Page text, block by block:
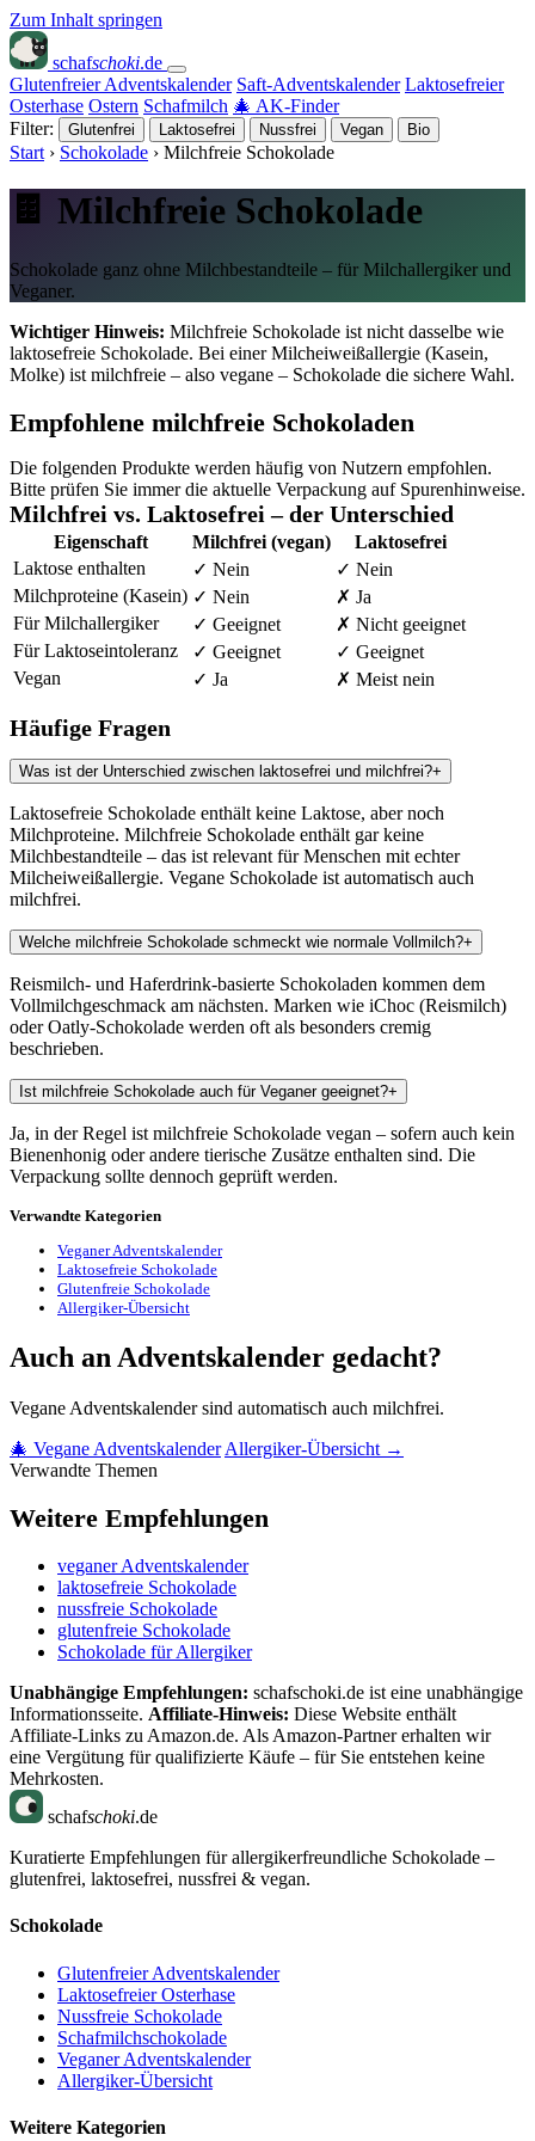
Zum Inhalt springen
schafschoki.de
Glutenfreier Adventskalender Saft-Adventskalender Laktosefreier
Osterhase Ostern Schafmilch 🎄 AK-Finder
Filter:
Glutenfrei Laktosefrei Nussfrei Vegan Bio
Start › Schokolade › Milchfreie Schokolade
🍫 Milchfreie Schokolade
Schokolade ganz ohne Milchbestandteile – für Milchallergiker und
Veganer.
Wichtiger Hinweis: Milchfreie Schokolade ist nicht dasselbe wie
laktosefreie Schokolade. Bei einer Milcheiweißallergie (Kasein,
Molke) ist milchfreie – also vegane – Schokolade die sichere Wahl.
Empfohlene milchfreie Schokoladen
Die folgenden Produkte werden häufig von Nutzern empfohlen.
Bitte prüfen Sie immer die aktuelle Verpackung auf Spurenhinweise.
Milchfrei vs. Laktosefrei – der Unterschied
Eigenschaft Milchfrei (vegan)
Laktosefrei
Laktose enthalten
✓ Nein
✓ Nein
Milchproteine (Kasein) ✓ Nein
✗ Ja
Für Milchallergiker
✓ Geeignet
✗ Nicht geeignet
Für Laktoseintoleranz
✓ Geeignet
✓ Geeignet
Vegan
✓ Ja ✗ Meist nein
Häufige Fragen
Was ist der Unterschied zwischen laktosefrei und milchfrei?+
Laktosefreie Schokolade enthält keine Laktose, aber noch
Milchproteine. Milchfreie Schokolade enthält gar keine
Milchbestandteile – das ist relevant für Menschen mit echter
Milcheiweißallergie. Vegane Schokolade ist automatisch auch
milchfrei.
Welche milchfreie Schokolade schmeckt wie normale Vollmilch?+
Reismilch- und Haferdrink-basierte Schokoladen kommen dem
Vollmilchgeschmack am nächsten. Marken wie iChoc (Reismilch)
oder Oatly-Schokolade werden oft als besonders cremig
beschrieben.
Ist milchfreie Schokolade auch für Veganer geeignet?+
Ja, in der Regel ist milchfreie Schokolade vegan – sofern auch kein
Bienenhonig oder andere tierische Zusätze enthalten sind. Die
Verpackung sollte dennoch geprüft werden.
Verwandte Kategorien
Veganer Adventskalender
Laktosefreie Schokolade
Glutenfreie Schokolade
Allergiker-Übersicht
Auch an Adventskalender gedacht?
Vegane Adventskalender sind automatisch auch milchfrei.
🎄 Vegane Adventskalender Allergiker-Übersicht →
Verwandte Themen
Weitere Empfehlungen
veganer Adventskalender
laktosefreie Schokolade
nussfreie Schokolade
glutenfreie Schokolade
Schokolade für Allergiker
Unabhängige Empfehlungen: schafschoki.de ist eine unabhängige
Informationsseite. Affiliate-Hinweis: Diese Website enthält
Affiliate-Links zu Amazon.de. Als Amazon-Partner erhalten wir
eine Vergütung für qualifizierte Käufe – für Sie entstehen keine
Mehrkosten.
schafschoki.de
Kuratierte Empfehlungen für allergikerfreundliche Schokolade –
glutenfrei, laktosefrei, nussfrei & vegan.
Schokolade
Glutenfreier Adventskalender
Laktosefreier Osterhase
Nussfreie Schokolade
Schafmilchschokolade
Veganer Adventskalender
Allergiker-Übersicht
Weitere Kategorien